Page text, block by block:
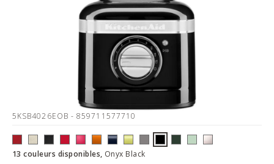
5KSB4026EOB - 859711577710
13 couleurs disponibles, Onyx Black